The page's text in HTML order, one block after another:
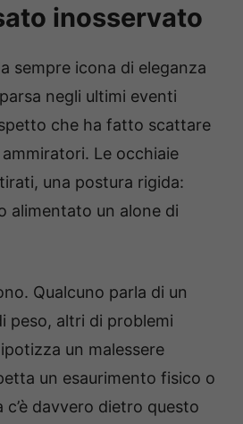
inosservato
sempre icona di eleganza
negli ultimi eventi
che ha fatto scattare
ammiratori. Le occhiaie
una postura rigida:
alimentato un alone di
Qualcuno parla di un
peso, altri di problemi
un malessere
un esaurimento fisico o
davvero dietro questo